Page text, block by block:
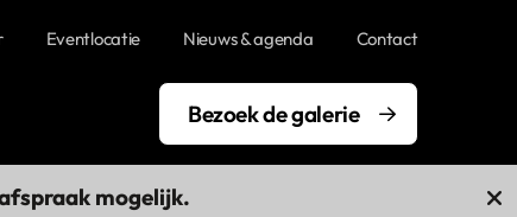
Eventlocatie Nieuws & agenda Contact
Bezoek de galerie
mogelijk.